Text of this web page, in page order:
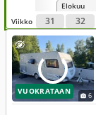
Elokuu
Viikko
31 32
VUOKRATAAN 6